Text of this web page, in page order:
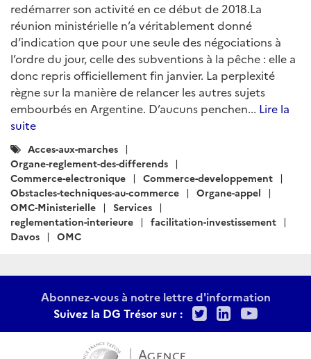
redémarrer son activité en ce début de 2018.La
réunion ministérielle n’a véritablement donné
d’indication que pour une seule des négociations à
l’ordre du jour, celle des subventions à la pêche : elle a
donc repris officiellement fin janvier. La perplexité
règne sur la manière de relancer les autres sujets
embourbés en Argentine. D’aucuns penchen... Lire la
suite
Catégories
:
Acces-aux-marches
Organe-reglement-des-differends
Commerce-electronique
Commerce-developpement
Obstacles-techniques-au-commerce
Organe-appel
OMC-Ministerielle
Services
reglementation-interieure
facilitation-investissement
Davos
OMC
Abonnez-vous à notre lettre d'information
Suivez la DG Trésor sur :
TwitterLinkedIn